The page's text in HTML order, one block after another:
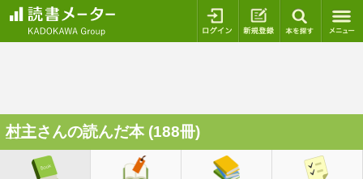
ログイン 新規登録
村主さんの読んだ本 (188冊)